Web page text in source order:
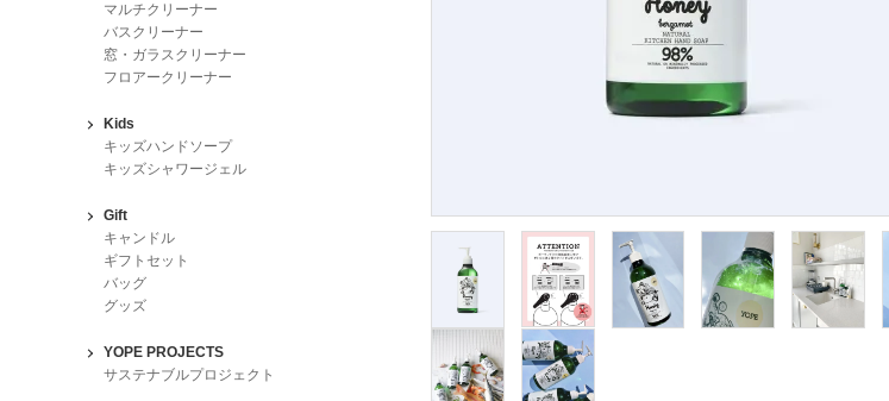
マルチクリーナー
バスクリーナー
窓・ガラスクリーナー
フロアークリーナー
Kids
キッズハンドソープ
キッズシャワージェル
Gift
キャンドル
ギフトセット
バッグ
グッズ
YOPE PROJECTS
サステナブルプロジェクト